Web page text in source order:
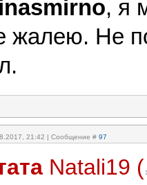
, я
жалею. Не
21:42 | Сообщение # 97
Natali19 (